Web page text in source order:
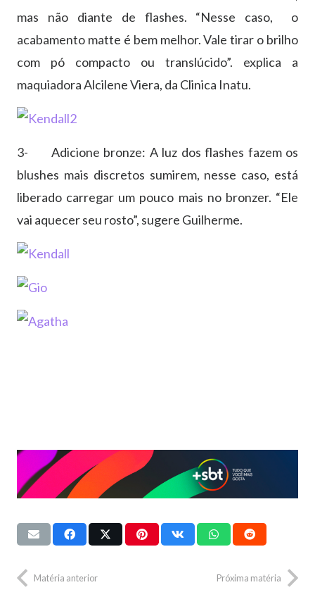
mas não diante de flashes. “Nesse caso, o
acabamento matte é bem melhor. Vale tirar o brilho
com pó compacto ou translúcido”. explica a
maquiadora Alcilene Viera, da Clinica Inatu.
3- Adicione bronze: A luz dos flashes fazem os
blushes mais discretos sumirem, nesse caso, está
liberado carregar um pouco mais no bronzer. “Ele
vai aquecer seu rosto”, sugere Guilherme.
Matéria anterior Próxima matéria